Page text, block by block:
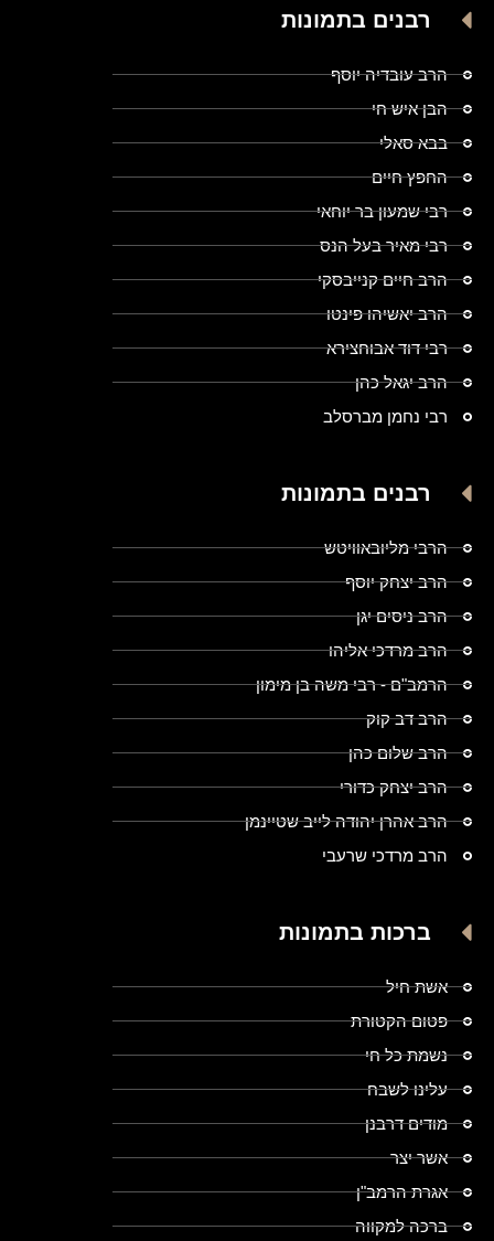
רבנים בתמונות
הרב עובדיה יוסף
הבן איש חי
בבא סאלי
החפץ חיים
רבי שמעון בר יוחאי
רבי מאיר בעל הנס
הרב חיים קנייבסקי
הרב יאשיהו פינטו
רבי דוד אבוחצירא
הרב יגאל כהן
רבי נחמן מברסלב
רבנים בתמונות
הרבי מליובאוויטש
הרב יצחק יוסף
הרב ניסים יגן
הרב מרדכי אליהו
הרמב"ם - רבי משה בן מימון
הרב דב קוק
הרב שלום כהן
הרב יצחק כדורי
הרב אהרן יהודה לייב שטיינמן
הרב מרדכי שרעבי
ברכות בתמונות
אשת חיל
פטום הקטורת
נשמת כל חי
עלינו לשבח
מודים דרבנן
אשר יצר
אגרת הרמב"ן
ברכה למקווה